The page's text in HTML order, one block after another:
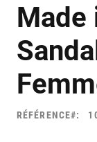
Made
RÉFÉRENCE